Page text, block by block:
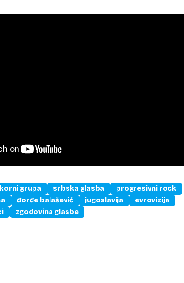
korni grupa srbska glasba
progresivni rock
đorđe balašević jugoslavija
evrovizija
zgodovina glasbe